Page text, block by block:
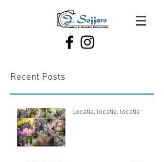
Recent Posts
Locatie, locatie, locatie